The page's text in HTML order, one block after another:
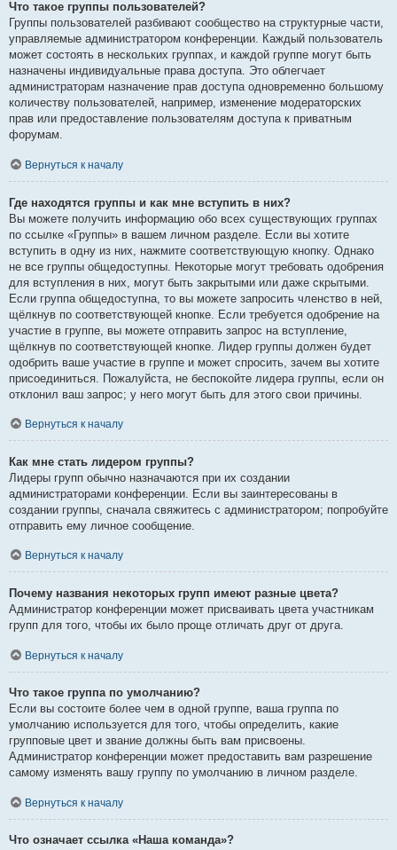
Что такое группы пользователей?
Группы пользователей разбивают сообщество на структурные части,
управляемые администратором конференции. Каждый пользователь
может состоять в нескольких группах, и каждой группе могут быть
назначены индивидуальные права доступа. Это облегчает
администраторам назначение прав доступа одновременно большому
количеству пользователей, например, изменение модераторских
прав или предоставление пользователям доступа к приватным
форумам.
Вернуться к началу
Где находятся группы и как мне вступить в них?
Вы можете получить информацию обо всех существующих группах
по ссылке «Группы» в вашем личном разделе. Если вы хотите
вступить в одну из них, нажмите соответствующую кнопку. Однако
не все группы общедоступны. Некоторые могут требовать одобрения
для вступления в них, могут быть закрытыми или даже скрытыми.
Если группа общедоступна, то вы можете запросить членство в ней,
щёлкнув по соответствующей кнопке. Если требуется одобрение на
участие в группе, вы можете отправить запрос на вступление,
щёлкнув по соответствующей кнопке. Лидер группы должен будет
одобрить ваше участие в группе и может спросить, зачем вы хотите
присоединиться. Пожалуйста, не беспокойте лидера группы, если он
отклонил ваш запрос; у него могут быть для этого свои причины.
Вернуться к началу
Как мне стать лидером группы?
Лидеры групп обычно назначаются при их создании
администраторами конференции. Если вы заинтересованы в
создании группы, сначала свяжитесь с администратором; попробуйте
отправить ему личное сообщение.
Вернуться к началу
Почему названия некоторых групп имеют разные цвета?
Администратор конференции может присваивать цвета участникам
групп для того, чтобы их было проще отличать друг от друга.
Вернуться к началу
Что такое группа по умолчанию?
Если вы состоите более чем в одной группе, ваша группа по
умолчанию используется для того, чтобы определить, какие
групповые цвет и звание должны быть вам присвоены.
Администратор конференции может предоставить вам разрешение
самому изменять вашу группу по умолчанию в личном разделе.
Вернуться к началу
Что означает ссылка «Наша команда»?